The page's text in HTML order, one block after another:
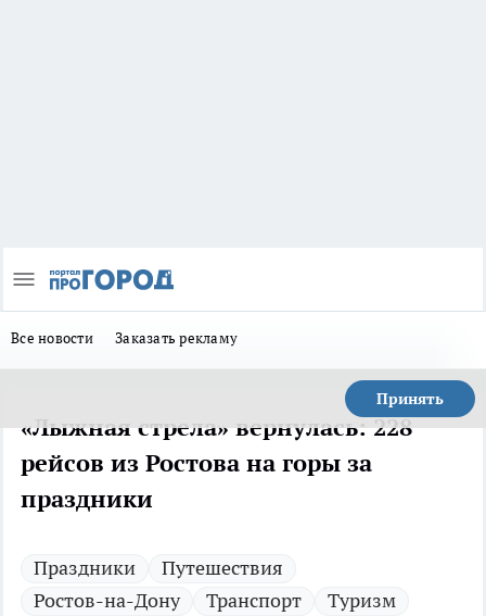
Все новости Заказать рекламу
Принять
«Лыжная стрела» вернулась: 228
рейсов из Ростова на горы за
праздники
Праздники
Путешествия
Ростов-на-Дону
Транспорт Туризм